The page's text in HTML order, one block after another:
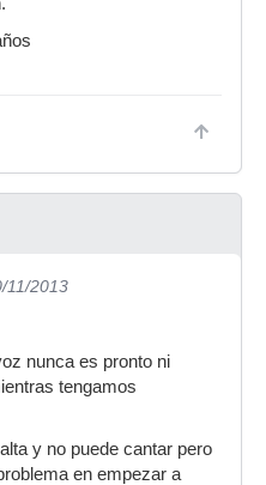
11/2013
nunca es pronto ni
tengamos
y no puede cantar pero
en empezar a